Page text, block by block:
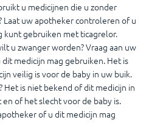
u medicijnen die u zonder
Laat uw apotheker controleren of u
kunt gebruiken met ticagrelor.
u zwanger worden? Vraag aan uw
medicijn mag gebruiken. Het is
veilig is voor de baby in uw buik.
Het is niet bekend of dit medicijn in
of het slecht voor de baby is.
of u dit medicijn mag